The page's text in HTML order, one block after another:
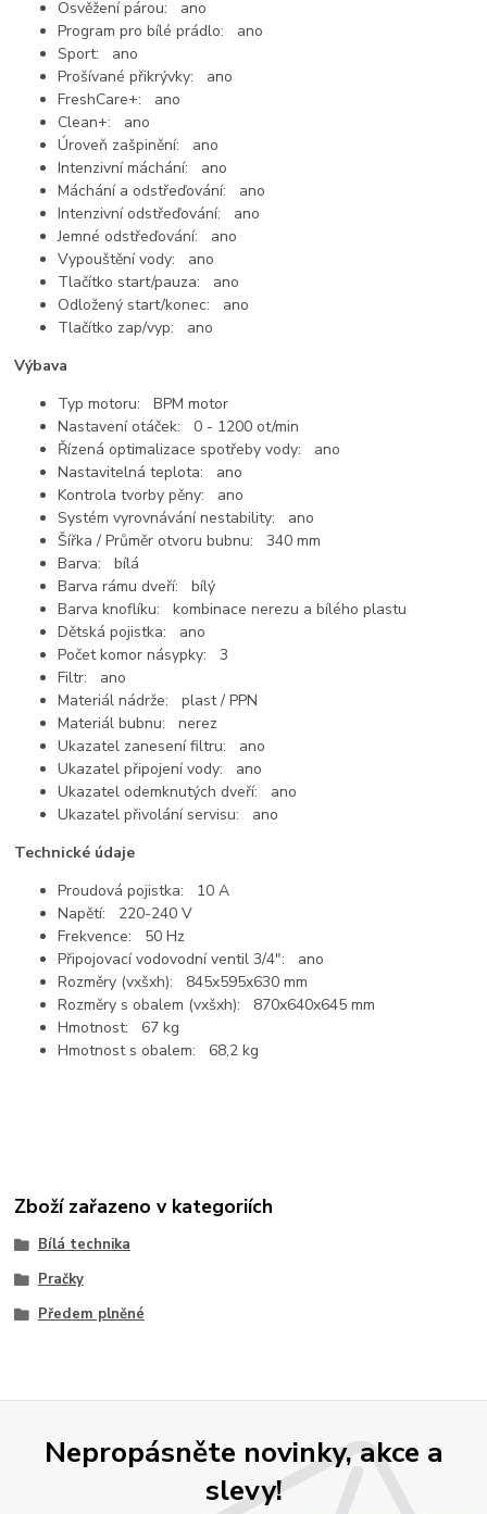
Osvěžení párou: ano
Program pro bílé prádlo: ano
Sport: ano
Prošívané přikrývky: ano
FreshCare+: ano
Clean+: ano
Úroveň zašpinění: ano
Intenzivní máchání: ano
Máchání a odstřeďování: ano
Intenzivní odstřeďování: ano
Jemné odstřeďování: ano
Vypouštění vody: ano
Tlačítko start/pauza: ano
Odložený start/konec: ano
Tlačítko zap/vyp: ano
Výbava
Typ motoru: BPM motor
Nastavení otáček: 0 - 1200 ot/min
Řízená optimalizace spotřeby vody: ano
Nastavitelná teplota: ano
Kontrola tvorby pěny: ano
Systém vyrovnávání nestability: ano
Šířka / Průměr otvoru bubnu: 340 mm
Barva: bílá
Barva rámu dveří: bílý
Barva knoflíku: kombinace nerezu a bílého plastu
Dětská pojistka: ano
Počet komor násypky: 3
Filtr: ano
Materiál nádrže: plast / PPN
Materiál bubnu: nerez
Ukazatel zanesení filtru: ano
Ukazatel připojení vody: ano
Ukazatel odemknutých dveří: ano
Ukazatel přivolání servisu: ano
Technické údaje
Proudová pojistka: 10 A
Napětí: 220-240 V
Frekvence: 50 Hz
Připojovací vodovodní ventil 3/4": ano
Rozměry (vxšxh): 845x595x630 mm
Rozměry s obalem (vxšxh): 870x640x645 mm
Hmotnost: 67 kg
Hmotnost s obalem: 68,2 kg
Zboží zařazeno v kategoriích
Bílá technika
Pračky
Předem plněné
Nepropásněte novinky, akce a
slevy!